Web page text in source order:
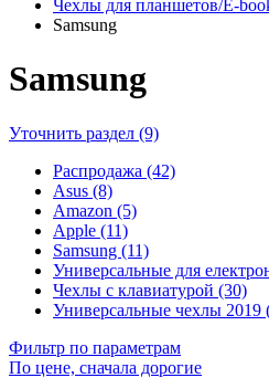
Чехлы для планшетов/E-
Samsung
Samsung
Уточнить раздел (9)
Распродажа (42)
Asus (8)
Amazon (5)
Apple (11)
Samsung (11)
Универсальные для
Чехлы с клавиатурой (30)
Универсальные чехлы 2019
Фильтр по параметрам
По цене, сначала дорогие